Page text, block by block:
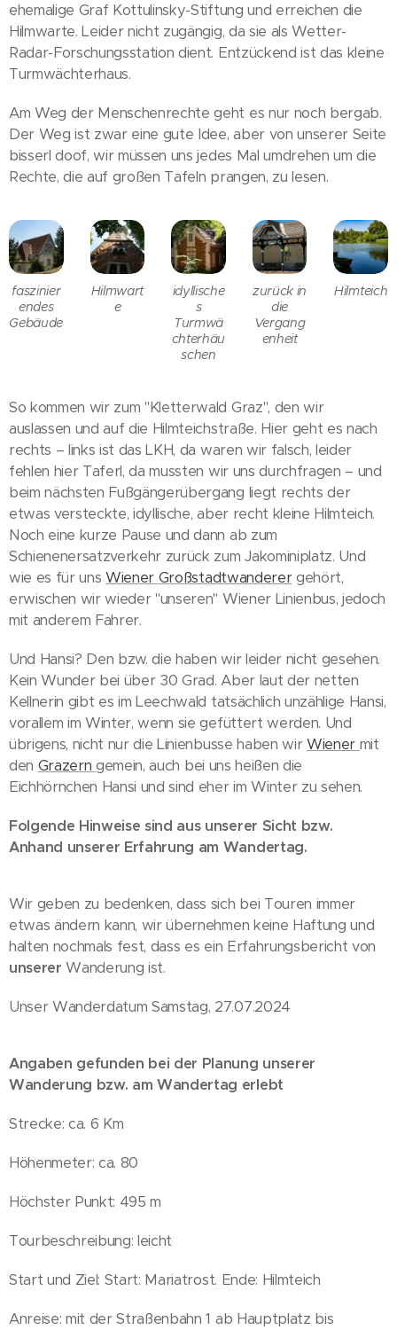
ehemalige Graf Kottulinsky-Stiftung und erreichen die
Hilmwarte. Leider nicht zugängig, da sie als Wetter-
Radar-Forschungsstation dient. Entzückend ist das kleine
Turmwächterhaus.
Am Weg der Menschenrechte geht es nur noch bergab.
Der Weg ist zwar eine gute Idee, aber von unserer Seite
bisserl doof, wir müssen uns jedes Mal umdrehen um die
Rechte, die auf großen Tafeln prangen, zu lesen.
faszinier
endes
Gebäude
Hilmwart
e
idyllische
s
Turmwä
chterhäu
schen
zurück in
die
Vergang
enheit
Hilmteich
So kommen wir zum "Kletterwald Graz", den wir
auslassen und auf die Hilmteichstraße. Hier geht es nach
rechts – links ist das LKH, da waren wir falsch, leider
fehlen hier Taferl, da mussten wir uns durchfragen – und
beim nächsten Fußgängerübergang liegt rechts der
etwas versteckte, idyllische, aber recht kleine Hilmteich.
Noch eine kurze Pause und dann ab zum
Schienenersatzverkehr zurück zum Jakominiplatz. Und
wie es für unsWiener Großstadtwanderergehört,
erwischen wir wieder "unseren" Wiener Linienbus, jedoch
mit anderem Fahrer.
Und Hansi? Den bzw. die haben wir leider nicht gesehen.
Kein Wunder bei über 30 Grad. Aber laut der netten
Kellnerin gibt es im Leechwald tatsächlich unzählige Hansi,
vorallem im Winter, wenn sie gefüttert werden. Und
übrigens, nicht nur die Linienbusse haben wirWiener mit
den Grazerngemein, auch bei uns heißen die
Eichhörnchen Hansi und sind eher im Winter zu sehen.
Folgende Hinweise sind aus unserer Sicht bzw.
Anhand unserer Erfahrung am Wandertag.
Wir geben zu bedenken, dass sich bei Touren immer
etwas ändern kann, wir übernehmen keine Haftung und
halten nochmals fest, dass es ein Erfahrungsbericht von
unserer Wanderung ist.
Unser Wanderdatum Samstag, 27.07.2024
Angaben gefunden bei der Planung unserer
Wanderung bzw. am Wandertag erlebt
Strecke: ca. 6 Km
Höhenmeter: ca. 80
Höchster Punkt: 495 m
Tourbeschreibung: leicht
Start und Ziel: Start: Mariatrost. Ende: Hilmteich
Anreise: mit der Straßenbahn 1 ab Hauptplatz bis